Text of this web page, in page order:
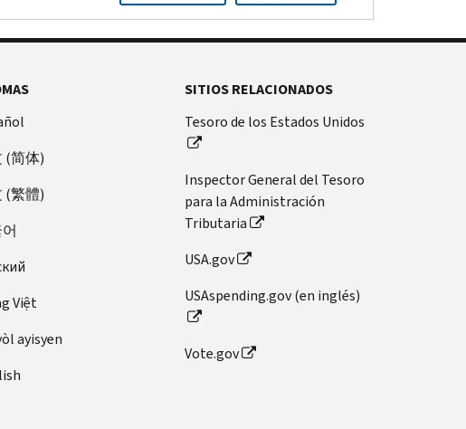
(简体)
(繁體)
Việt
ayisyen
SITIOS RELACIONADOS
Tesoro de los Estados Unidos
Inspector General del Tesoro
para la Administración
Tributaria
USA.gov
USAspending.gov (en inglés)
Vote.gov